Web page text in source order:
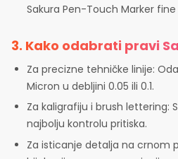
Sakura Pen-Touch Marker fine
3. Kako odabrati pravi
Za precizne tehničke linije:
Micron u debljini 0.05 ili 0.1.
Za kaligrafiju i brush lettering:
najbolju kontrolu pritiska.
Za isticanje detalja na crnom